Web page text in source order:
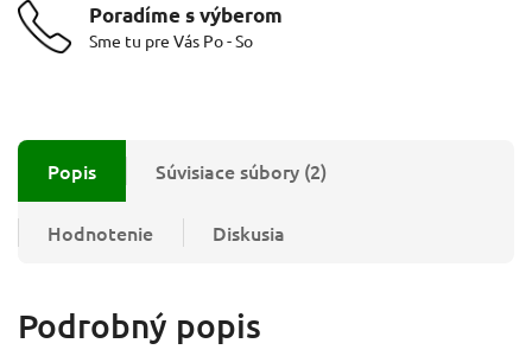
Poradíme s výberom
Sme tu pre Vás Po - So
Popis Súvisiace súbory (2)
Hodnotenie Diskusia
Podrobný popis